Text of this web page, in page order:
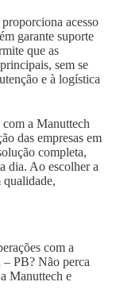
acesso
garante suporte
que as
sem se
e à logística
a Manuttech
das empresas em
completa,
dia. Ao escolher a
qualidade,
com a
PB? Não perca
Manuttech e